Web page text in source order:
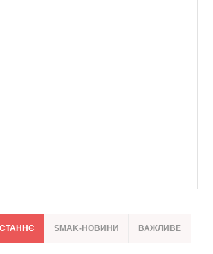
SMAK-НОВИНИ ВАЖЛИВЕ